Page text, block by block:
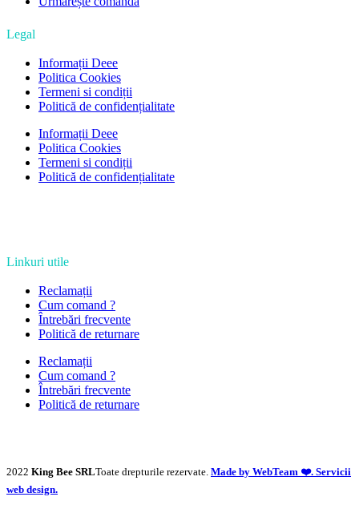
Legal
Informații Deee
Politica Cookies
Termeni si condiții
Politică de confidențialitate
Informații Deee
Politica Cookies
Termeni si condiții
Politică de confidențialitate
Linkuri utile
Reclamații
Cum comand ?
Întrebări frecvente
Politică de returnare
Reclamații
Cum comand ?
Întrebări frecvente
Politică de returnare
2022 King Bee SRLToate drepturile rezervate. Made by WebTeam ❤️. Servicii
web design.